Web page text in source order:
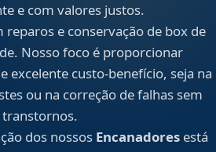
e com valores justos.
reparos e conservação de box de
Nosso foco é proporcionar
excelente custo-benefício, seja na
ou na correção de falhas sem
transtornos.
dos nossos Encanadores está